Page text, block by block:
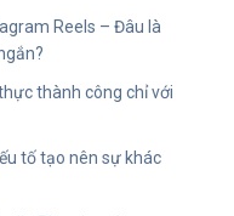
Reels – Đâu là
thành công chỉ với
tố tạo nên sự khác